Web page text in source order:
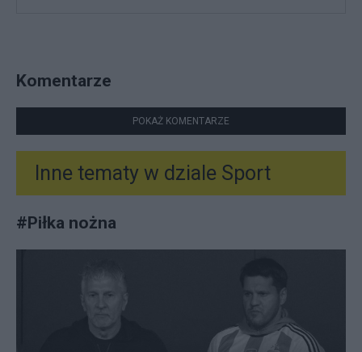
Komentarze
POKAŻ KOMENTARZE
Inne tematy w dziale Sport
#Piłka nożna